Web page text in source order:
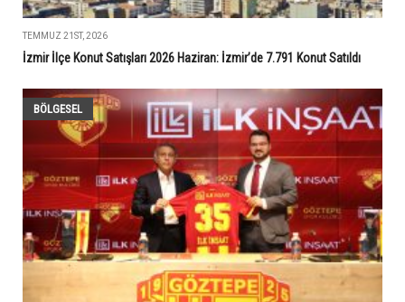
TEMMUZ 21ST, 2026
İzmir İlçe Konut Satışları 2026 Haziran: İzmir’de 7.791 Konut Satıldı
BÖLGESEL